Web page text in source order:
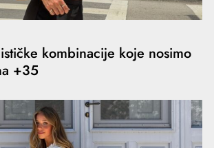
kombinacije koje nosimo
+35